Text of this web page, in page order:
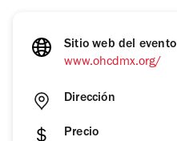
Sitio web del evento
www.ohcdmx.org/
Dirección
Precio